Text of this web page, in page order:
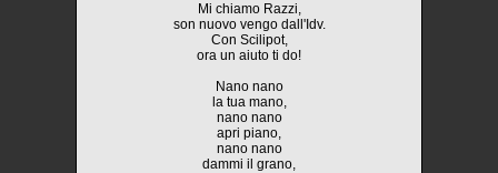
Mi chiamo Razzi,
son nuovo vengo dall'Idv.
Con Scilipot,
ora un aiuto ti do!
Nano nano
la tua mano,
nano nano
apri piano,
nano nano
dammi il grano,